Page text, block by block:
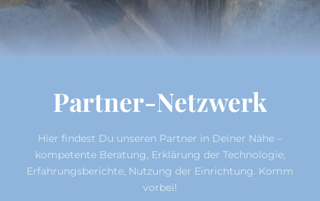
Partner-Netzwerk
Hier findest Du unseren Partner in Deiner Nähe –
kompetente Beratung, Erklärung der Technologie,
Erfahrungsberichte, Nutzung der Einrichtung. Komm
vorbei!